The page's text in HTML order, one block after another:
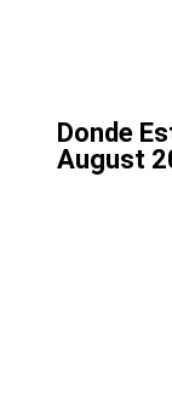
Donde
August